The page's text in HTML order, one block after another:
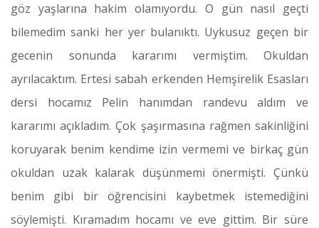
göz yaşlarına hakim olamıyordu. O gün nasıl geçti
bilemedim sanki her yer bulanıktı. Uykusuz geçen bir
gecenin sonunda kararımı vermiştim. Okuldan
ayrılacaktım. Ertesi sabah erkenden Hemşirelik Esasları
dersi hocamız Pelin hanımdan randevu aldım ve
kararımı açıkladım. Çok şaşırmasına rağmen sakinliğini
koruyarak benim kendime izin vermemi ve birkaç gün
okuldan uzak kalarak düşünmemi önermişti. Çünkü
benim gibi bir öğrencisini kaybetmek istemediğini
söylemişti. Kıramadım hocamı ve eve gittim. Bir süre